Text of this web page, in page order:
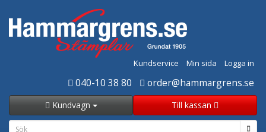
Kundservice Min sida Logga in
040-10 38 80 order@hammargrens.se
Kundvagn Till kassan